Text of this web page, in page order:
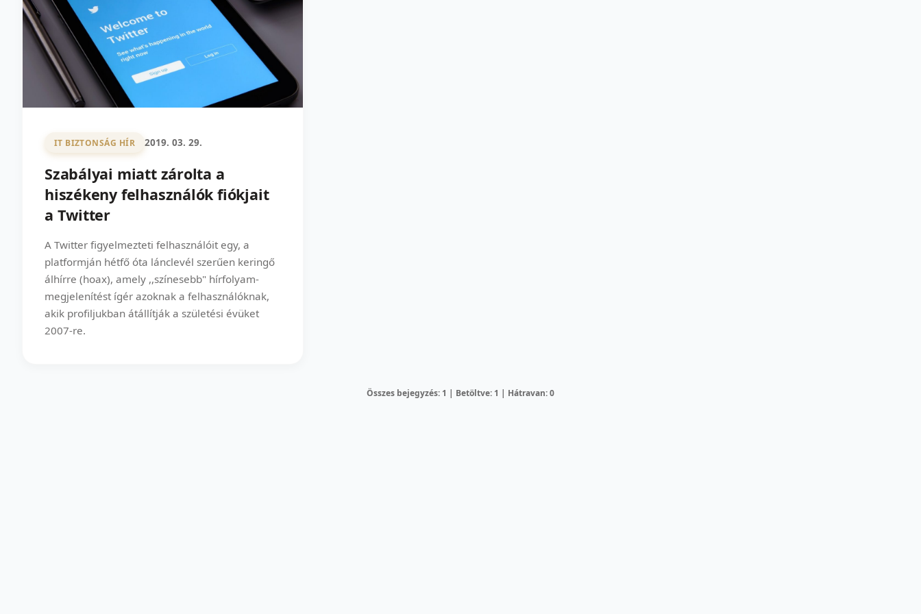
IT BIZTONSÁG HÍR 2019. 03. 29.
Szabályai miatt zárolta a
hiszékeny felhasználók fiókjait
a Twitter
A Twitter figyelmezteti felhasználóit egy, a
platformján hétfő óta lánclevél szerűen keringő
álhírre (hoax), amely ,,színesebb" hírfolyam-
megjelenítést ígér azoknak a felhasználóknak,
akik profiljukban átállítják a születési évüket
2007-re.
Összes bejegyzés: 1 | Betöltve: 1 | Hátravan: 0